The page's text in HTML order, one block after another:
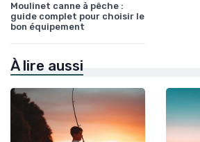
Moulinet canne à pêche :
guide complet pour choisir le
bon équipement
À lire aussi